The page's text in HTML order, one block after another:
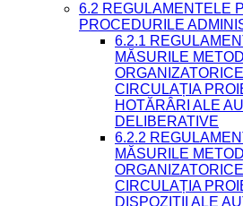
6.2 REGULAMENTELE
PROCEDURILE
6.2.1
MĂSURILE
CIRCULAȚIA
HOTĂRÂRI ALE
DELIBERATIVE
6.2.2
MĂSURILE
CIRCULAȚIA
DISPOZIȚII ALE